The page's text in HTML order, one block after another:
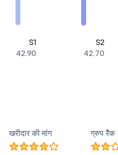
S1
42.90
S2
42.70
खरीदार की मांग ग्रुप रैंक